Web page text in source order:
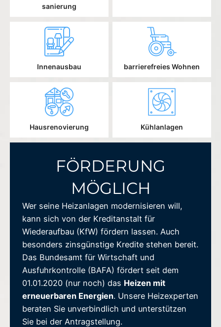
sanierung
Innenausbau barrierefreies Wohnen
Hausrenovierung Kühlanlagen
FÖRDERUNG
MÖGLICH
Wer seine Heizanlagen modernisieren will,
kann sich von der Kreditanstalt für
Wiederaufbau (KfW) fördern lassen. Auch
besonders zinsgünstige Kredite stehen bereit.
Das Bundesamt für Wirtschaft und
Ausfuhrkontrolle (BAFA) fördert seit dem
01.01.2020 (nur noch) das Heizen mit
erneuerbaren Energien. Unsere Heizexperten
beraten Sie unverbindlich und unterstützen
Sie bei der Antragstellung.